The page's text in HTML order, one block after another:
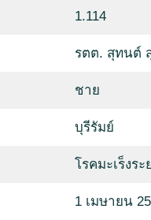
1.114
รตต. สุทนต์
ชาย
บุรีรัมย์
โรคมะเร็งระ
1 เมษายน